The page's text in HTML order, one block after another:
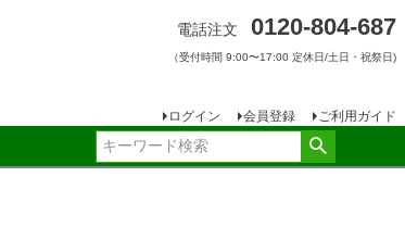
電話注文 0120-804-687
（受付時間 9:00〜17:00 定休日/土日・祝祭日)
ログイン 会員登録 ご利用ガイド